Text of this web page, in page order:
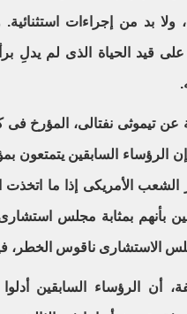
ولا بد من إجراءات
على قيد الحياة الذى لم يدلِ
تيموثى نفتالى، المؤرخ فى
إن الرؤساء السابقين يتمتعون
الشعب الأمريكى إذا ما
بأنهم بمثابة مجلس
الاستشارى ناقوس
أن الرؤساء السابقين